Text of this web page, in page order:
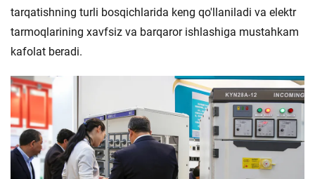
tarqatishning turli bosqichlarida keng qo'llaniladi va elektr
tarmoqlarining xavfsiz va barqaror ishlashiga mustahkam
kafolat beradi.